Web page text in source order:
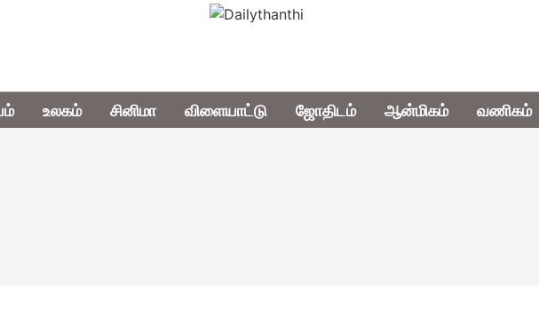
உலகம் சினிமா விளையாட்டு ஜோதிடம் ஆன்மிகம் வணிகம்